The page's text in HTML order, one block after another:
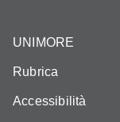
UNIMORE
Rubrica
Accessibilità